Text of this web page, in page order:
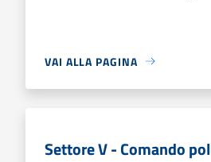
VAI ALLA PAGINA
Settore V - Comando